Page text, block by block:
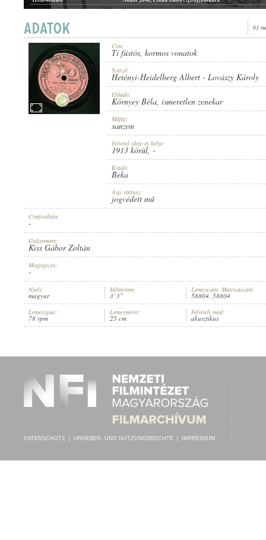
INTERPRET: KÖRNYEY BÉLA,ISMERETLEN ZENEKAR
ERSCHEINUNGSJAHR: 1913 KÖRÜL
PLATTENAUFNAHME:
61
Cím:
Ti füstös, kormos vonatok
Szerző:
Hetényi-Heidelberg Albert - Lovászy Károly
Előadó:
Környey Béla, ismeretlen zenekar
Műfaj:
sanzon
Felvétel ideje és helye:
1913 körül, -
Kiadó:
Beka
Jogi státusz:
jogvédett mű
Címfordítás:
-
Gyűjtemény:
Kiss Gábor Zoltán
Megjegyzés:
-
Nyelv:
magyar
Időtartam:
3' 3"
Lemezszám, Matricaszám:
58804, 58804
Lemeztípus:
78 rpm
Lemezméret:
25 cm
Felvételi mód:
akusztikus
DATENSCHUTZ URHEBER- UND NUTZUNGSRECHTE IMPRESSUM